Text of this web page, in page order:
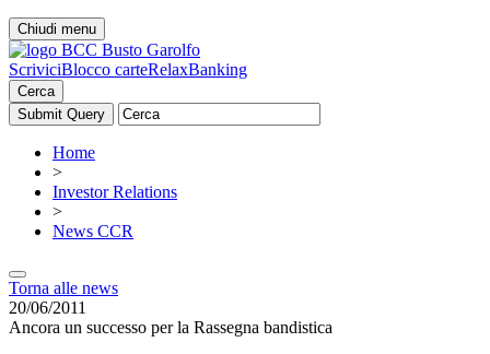
Chiudi menu
ScriviciBlocco carteRelaxBanking
Cerca
Home
>
Investor Relations
>
News CCR
Torna alle news
20/06/2011
Ancora un successo per la Rassegna bandistica